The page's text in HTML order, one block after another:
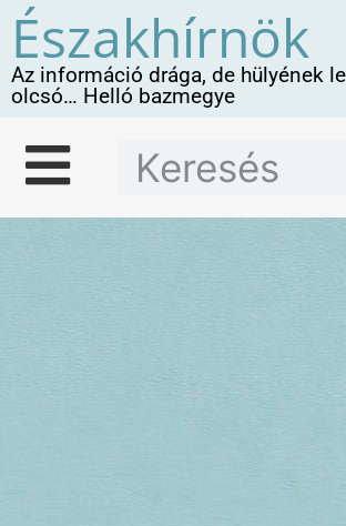
Északhírnök
Az információ drága, de hülyének
olcsó… Helló bazmegye